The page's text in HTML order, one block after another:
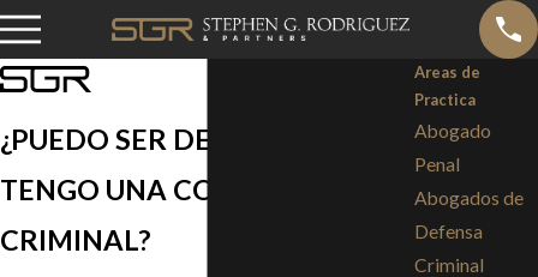
¿PUEDO SER DEPORTADO SI
TENGO UNA CONDENA
CRIMINAL?
Areas de
Practica
Abogado
Penal
Abogados de
Defensa
Criminal